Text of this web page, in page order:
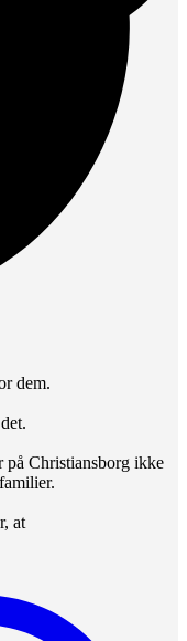
dem.
på Christiansborg ikke
at